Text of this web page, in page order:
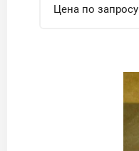
Цена по запросу